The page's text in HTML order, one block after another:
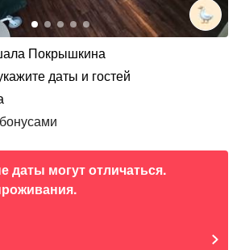
Покрышкина
даты и гостей
даты могут отличаться.